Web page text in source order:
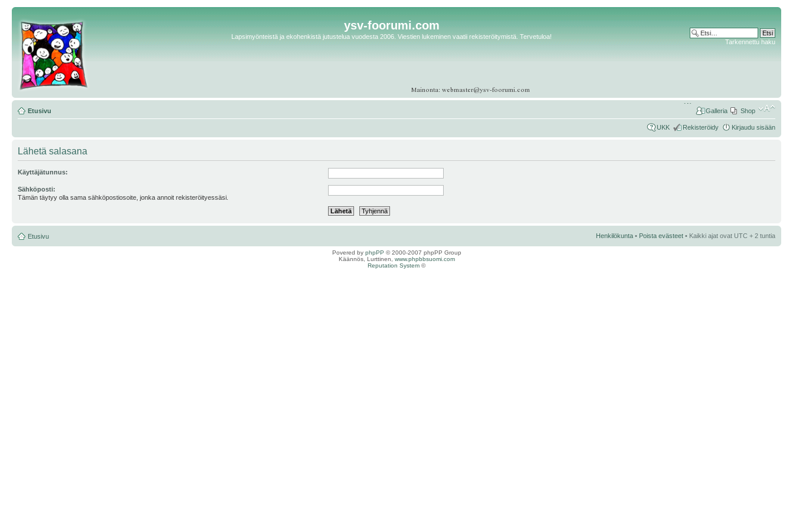
ysv-foorumi.com
Lapsimyönteistä ja ekohenkistä jutustelua vuodesta 2006. Viestien lukeminen vaatii rekisteröitymistä. Tervetuloa!
Tarkennettu haku
Etusivu Shop
Galleria
UKK Rekisteröidy Kirjaudu sisään
Lähetä salasana
Käyttäjätunnus:
Sähköposti:
Tämän täytyy olla sama sähköpostiosoite, jonka annoit rekisteröityessäsi.
Etusivu Henkilökunta • Poista evästeet • Kaikki ajat ovat UTC + 2 tuntia
Povered by phpPP © 2000-2007 phpPP Group
Käännös, Lurttinen, www.phpbbsuomi.com
Reputation System ©